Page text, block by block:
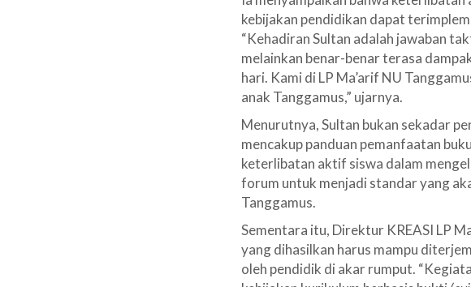
kebijakan pendidikan dapat
“Kehadiran Sultan adalah jawaban
melainkan benar-benar terasa
hari. Kami di LP Ma’arif NU
anak Tanggamus,” ujarnya.
Menurutnya, Sultan bukan sekadar
mencakup panduan pemanfaatan
keterlibatan aktif siswa dalam
forum untuk menjadi standar yang
Tanggamus.
Sementara itu, Direktur KREASI LP
yang dihasilkan harus mampu
oleh pendidik di akar rumput.